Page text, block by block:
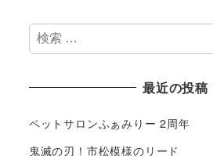
検
索
最近の投稿
ペットサロンふぁみりー 2周年
鬼滅の刃！市松模様のリード